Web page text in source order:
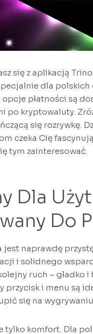
się z aplikacją
dla
opcje płatności są
po kryptowaluty.
się rozrywkę.
czeka Cię
tym zainteresować.
Dla
Do
naprawdę
i solidnego
ruch – gładko
przycisk i menu są
się na
tylko komfort. Dla